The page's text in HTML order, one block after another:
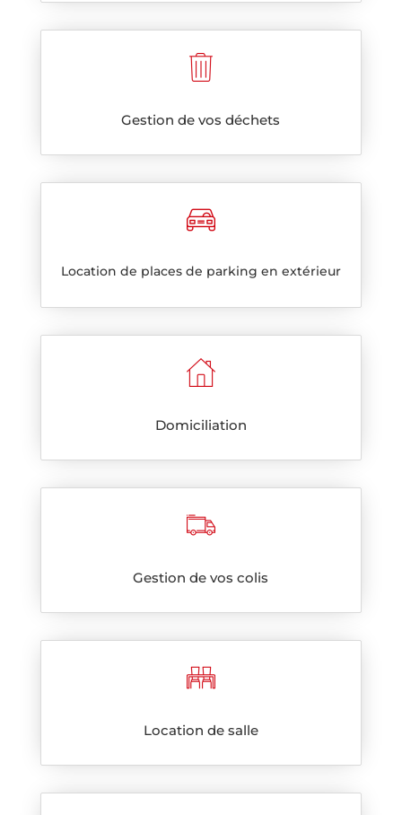
Gestion de vos déchets
Location de places de parking en extérieur
Domiciliation
Gestion de vos colis
Location de salle